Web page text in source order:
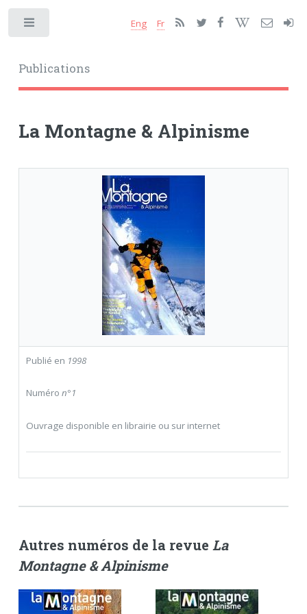
Publications
Eng Fr
La Montagne & Alpinisme
Publié en 1998
Numéro n°1
Ouvrage disponible en librairie ou sur internet
Autres numéros de la revue La
Montagne & Alpinisme